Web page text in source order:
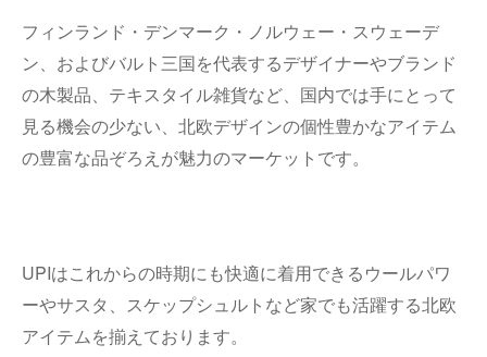
フィンランド・デンマーク・ノルウェー・スウェーデ
ン、およびバルト三国を代表するデザイナーやブランド
の木製品、テキスタイル雑貨など、国内では手にとって
見る機会の少ない、北欧デザインの個性豊かなアイテム
の豊富な品ぞろえが魅力のマーケットです。
UPIはこれからの時期にも快適に着用できるウールパワ
ーやサスタ、スケップシュルトなど家でも活躍する北欧
アイテムを揃えております。